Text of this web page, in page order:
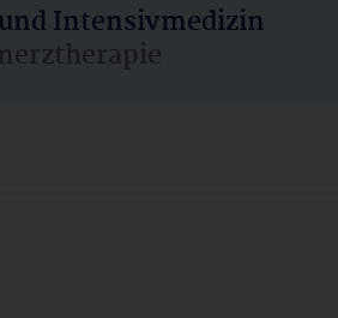
Intensivmedizin